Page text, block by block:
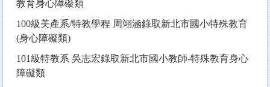
教育身心障礙類
100級美產系/特教學程 周翊涵錄取新北市國小特殊教育
(身心障礙類)
101級特教系 吳志宏錄取新北市國小教師-特殊教育身心
障礙類